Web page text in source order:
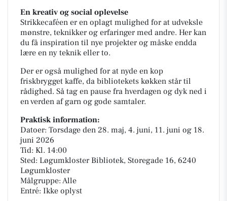
En kreativ og social oplevelse
Strikkecaféen er en oplagt mulighed for at udveksle
mønstre, teknikker og erfaringer med andre. Her kan
du få inspiration til nye projekter og måske endda
lære en ny teknik eller to.
Der er også mulighed for at nyde en kop
friskbrygget kaffe, da bibliotekets køkken står til
rådighed. Så tag en pause fra hverdagen og dyk ned i
en verden af garn og gode samtaler.
Praktisk information:
Datoer: Torsdage den 28. maj, 4. juni, 11. juni og 18.
juni 2026
Tid: Kl. 14:00
Sted: Løgumkloster Bibliotek, Storegade 16, 6240
Løgumkloster
Målgruppe: Alle
Entré: Ikke oplyst